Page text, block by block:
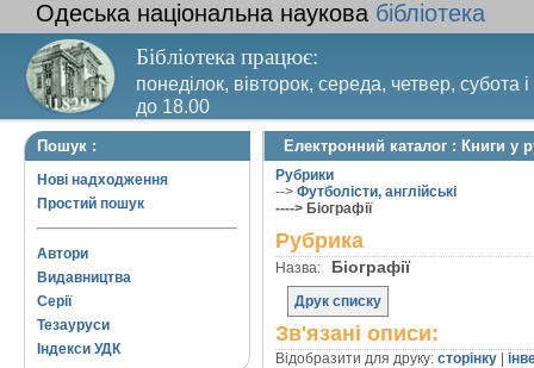
Одеська національна наукова бібліотека
Бібліотека працює:
понеділок, вівторок, середа, четвер, субота
до 18.00
Вихідний день – п’ятниця. Останній четвер
Пошук :
Нові надходження
Простий пошук
Автори
Видавництва
Серії
Тезауруси
Індекси УДК
Електронний каталог : Книги у
Рубрики
--> Футболісти, англійські
----> Біографії
Рубрика
Назва: Біографії
Друк списку
Зв'язані описи:
Відобразити для друку: сторінку